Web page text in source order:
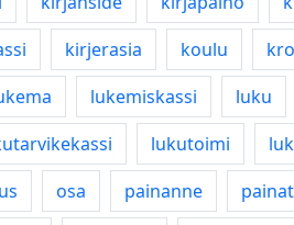
kirjerasia koulu
lukemiskassi luku
lukutoimi
osa painanne